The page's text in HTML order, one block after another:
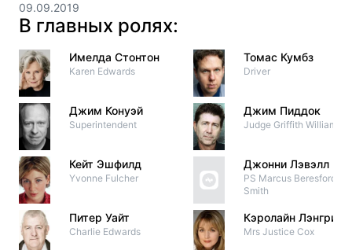
09.09.2019
В главных ролях:
Имелда Стонтон
Karen Edwards
Джим Конуэй
Superintendent
Кейт Эшфилд
Yvonne Fulcher
Питер Уайт
Charlie Edwards
Томас Кумбз
Driver
Джим Пиддок
Judge Griffith Williams
Джонни Лэвэлл
PS Marcus Beresford-
Smith
Кэролайн Лэнгриш
Mrs Justice Cox